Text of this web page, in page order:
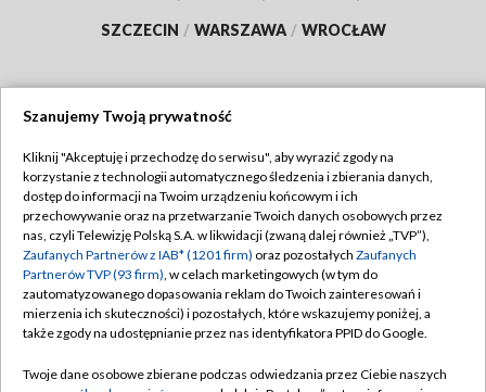
SZCZECIN / WARSZAWA / WROCŁAW
TVP
Abonament TVP
Emisja w TVP
Centrum informacji TVP
Naziemna Telewizja Cyfrowa
Regulamin TVP
Polityka prywatności
Moje zgody
Pomoc
Szanujemy Twoją prywatność
Kliknij "Akceptuję i przechodzę do serwisu", aby wyrazić zgody na
korzystanie z technologii automatycznego śledzenia i zbierania danych,
dostęp do informacji na Twoim urządzeniu końcowym i ich
przechowywanie oraz na przetwarzanie Twoich danych osobowych przez
nas, czyli Telewizję Polską S.A. w likwidacji (zwaną dalej również „TVP”),
Zaufanych Partnerów z IAB* (1201 firm) oraz pozostałych Zaufanych
Partnerów TVP (93 firm), w celach marketingowych (w tym do
zautomatyzowanego dopasowania reklam do Twoich zainteresowań i
mierzenia ich skuteczności) i pozostałych, które wskazujemy poniżej, a
także zgody na udostępnianie przez nas identyfikatora PPID do Google.
Twoje dane osobowe zbierane podczas odwiedzania przez Ciebie naszych